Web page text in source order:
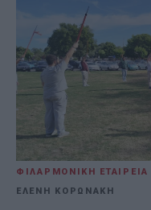
ΦΙΛΑΡΜΟΝΙΚΗ
ΕΛΕΝΗ ΚΟΡΩΝΑΚΗ